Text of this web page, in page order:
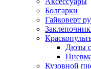
Болгарки
Гайковерт
Дюзы
Кузовной